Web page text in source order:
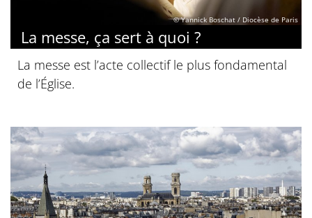
© Yannick Boschat / Diocèse de Paris
La messe, ça sert à quoi ?
La messe est l’acte collectif le plus fondamental
de l’Église.